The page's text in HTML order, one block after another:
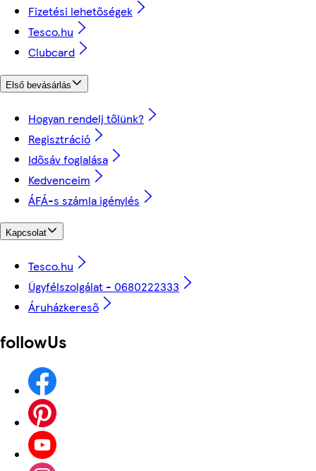
Fizetési lehetőségek
Tesco.hu
Clubcard
Első bevásárlás
Hogyan rendelj tőlünk?
Regisztráció
Idősáv foglalása
Kedvenceim
ÁFÁ-s számla igénylés
Kapcsolat
Tesco.hu
Ügyfélszolgálat - 0680222333
Áruházkereső
followUs